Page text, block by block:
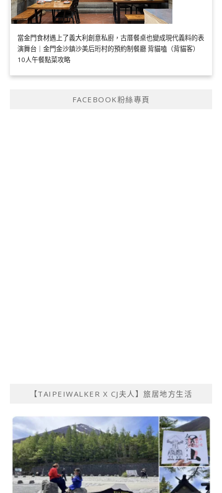
當金門食材遇上了義大利創意私廚，古厝餐桌也變成現代義料的表
演舞台｜金門金沙鎮沙美后珩村的預約制餐廳 背貓嗑（背貓客）
10人午餐點菜攻略
FACEBOOK粉絲專頁
【TAIPEIWALKER X CJ夫人】旅居地方生活